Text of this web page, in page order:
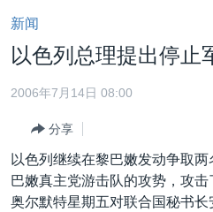
链
接
跳
转
容
跳
转
港澳
国际
最新国际新闻
分类新闻
新闻
以色列总理提出停止
2006年7月14日 08:00
分享
以色列继续在黎巴嫩发动争取
巴嫩真主党游击队的攻势，攻
奥尔默特星期五对联合国秘书